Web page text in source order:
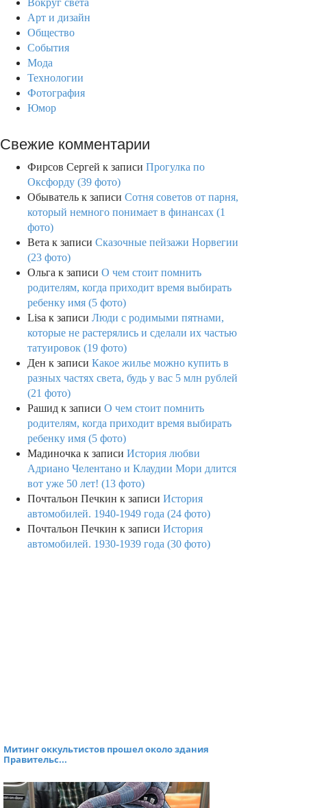
Вокруг света
Арт и дизайн
Общество
События
Мода
Технологии
Фотография
Юмор
Свежие комментарии
Фирсов Сергей к записи Прогулка по
Оксфорду (39 фото)
Обыватель к записи Сотня советов от парня,
который немного понимает в финансах (1
фото)
Вета к записи Сказочные пейзажи Норвегии
(23 фото)
Ольга к записи О чем стоит помнить
родителям, когда приходит время выбирать
ребенку имя (5 фото)
Lisa к записи Люди с родимыми пятнами,
которые не растерялись и сделали их частью
татуировок (19 фото)
Ден к записи Какое жилье можно купить в
разных частях света, будь у вас 5 млн рублей
(21 фото)
Рашид к записи О чем стоит помнить
родителям, когда приходит время выбирать
ребенку имя (5 фото)
Мадиночка к записи История любви
Адриано Челентано и Клаудии Мори длится
вот уже 50 лет! (13 фото)
Почтальон Печкин к записи История
автомобилей. 1940-1949 года (24 фото)
Почтальон Печкин к записи История
автомобилей. 1930-1939 года (30 фото)
Митинг оккультистов прошел около здания
Правительс...